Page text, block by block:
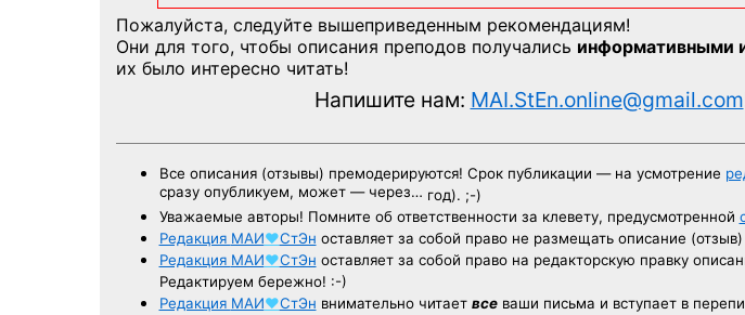
Пожалуйста, следуйте вышеприведенным рекомендациям!
Они для того, чтобы описания преподов получались информативными
их было интересно читать!
Напишите нам: MAI.StEn.online@gmail.com
Все описания (отзывы) премодерируются! Срок публикации — на усмотрение
сразу опубликуем, может — через… год). ;-)
Уважаемые авторы! Помните об ответственности за клевету, предусмотренной
Редакция МАИ♥СтЭн оставляет за собой право не размещать описание
Редакция МАИ♥СтЭн оставляет за собой право на редакторскую правку
Редактируем бережно! :-)
Редакция МАИ♥СтЭн внимательно читает всеваши письма и вступает в